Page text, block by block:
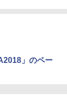
」のペー